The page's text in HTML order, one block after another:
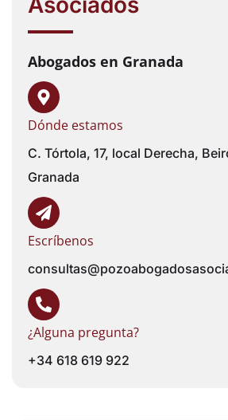
Abogados en Granada
Dónde estamos
C. Tórtola, 17, local Derecha,
Granada
Escríbenos
¿Alguna pregunta?
+34 618 619 922